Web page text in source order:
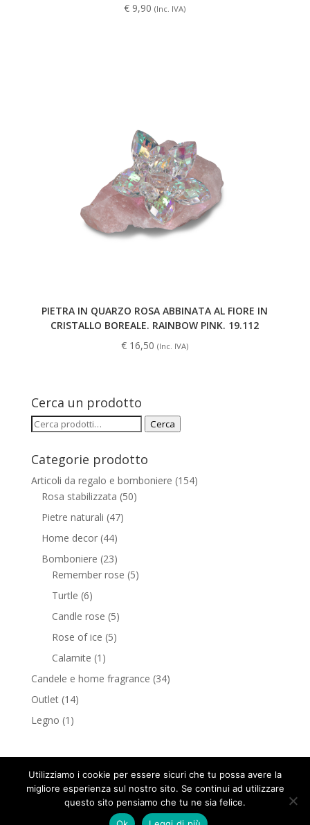
€ 9,90 (Inc. IVA)
PIETRA IN QUARZO ROSA ABBINATA AL FIORE IN
CRISTALLO BOREALE. RAINBOW PINK. 19.112
€ 16,50 (Inc. IVA)
Cerca un prodotto
Cerca: Cerca
Categorie prodotto
Articoli da regalo e bomboniere (154)
Rosa stabilizzata (50)
Pietre naturali (47)
Home decor (44)
Bomboniere (23)
Remember rose (5)
Turtle (6)
Candle rose (5)
Rose of ice (5)
Calamite (1)
Candele e home fragrance (34)
Outlet (14)
Legno (1)
G.e.a Design © Copyright 2018 tutti i diritti riservati -
Utilizziamo i cookie per essere sicuri che tu possa avere la
migliore esperienza sul nostro sito. Se continui ad utilizzare
questo sito pensiamo che tu ne sia felice.